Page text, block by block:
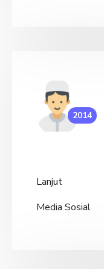
2014
Lanjut
Media Sosial